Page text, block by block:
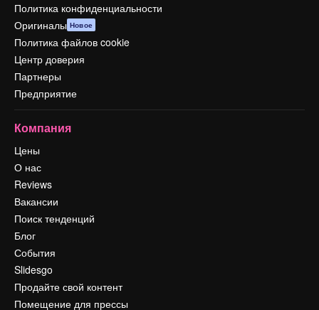
Политика конфиденциальности
Оригиналы Новое
Политика файлов cookie
Центр доверия
Партнеры
Предприятие
Компания
Цены
О нас
Reviews
Вакансии
Поиск тенденций
Блог
События
Slidesgo
Продайте свой контент
Помещение для прессы